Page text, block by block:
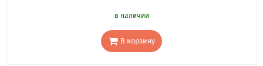
в наличии
В корзину